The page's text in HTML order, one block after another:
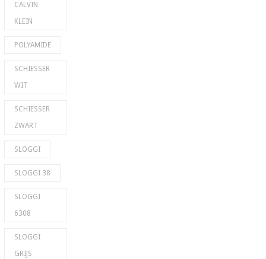
CALVIN
KLEIN
POLYAMIDE
SCHIESSER
WIT
SCHIESSER
ZWART
SLOGGI
SLOGGI 38
SLOGGI
6308
SLOGGI
GRIJS